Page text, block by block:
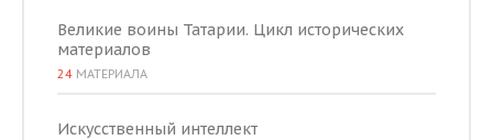
Великие воины Татарии. Цикл исторических
материалов
24 МАТЕРИАЛА
Искусственный интеллект